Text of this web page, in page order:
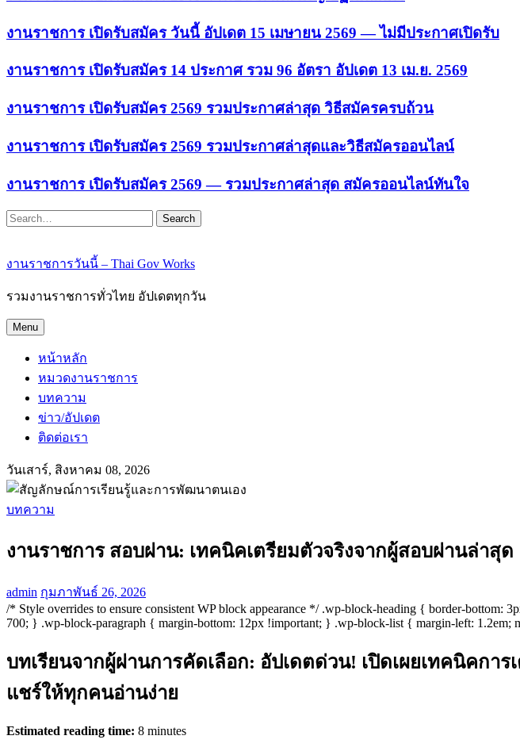
งานราชการ เปิดรับสมัคร วันนี้ อัปเดต 15 เมษายน 2569 — ไม่มีประกาศเปิดรับ
งานราชการ เปิดรับสมัคร 14 ประกาศ รวม 96 อัตรา อัปเดต 13 เม.ย. 2569
งานราชการ เปิดรับสมัคร 2569 รวมประกาศล่าสุด วิธีสมัครครบถ้วน
งานราชการ เปิดรับสมัคร 2569 รวมประกาศล่าสุดและวิธีสมัครออนไลน์
งานราชการ เปิดรับสมัคร 2569 — รวมประกาศล่าสุด สมัครออนไลน์ทันใจ
Search
งานราชการวันนี้ – Thai Gov Works
รวมงานราชการทั่วไทย อัปเดตทุกวัน
Menu
หน้าหลัก
หมวดงานราชการ
บทความ
ข่าว/อัปเดต
ติดต่อเรา
วันเสาร์, สิงหาคม 08, 2026
บทความ
งานราชการ สอบผ่าน: เทคนิคเตรียมตัวจริงจากผู้สอบผ่านล่าสุด
admin กุมภาพันธ์ 26, 2026
/* Style overrides to ensure consistent WP block appearance */ .wp-block-heading { border-
700; } .wp-block-paragraph { margin-bottom: 12px !important; } .wp-block-list { margin-left:
บทเรียนจากผู้ผ่านการคัดเลือก: อัปเดตด่วน! เปิดเผยเทคนิคก
แชร์ให้ทุกคนอ่านง่าย
Estimated reading time: 8 minutes